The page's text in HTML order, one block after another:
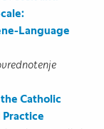
Language
Catholic